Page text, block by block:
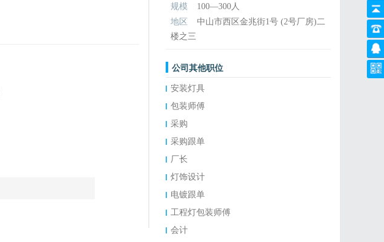
规模
100—300人
地区
中山市西区金兆街1号 (2号厂房)二
楼之三
公司其他职位
安装灯具
包装师傅
采购
采购跟单
厂长
灯饰设计
电镀跟单
工程灯包装师傅
会计